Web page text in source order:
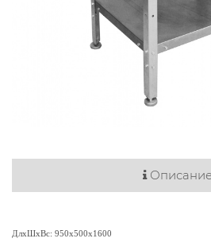
ДлхШхВс: 950х500х1600